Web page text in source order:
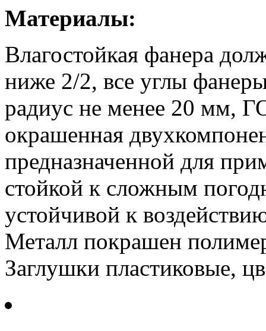
Материалы:
Влагостойкая фанера
ниже 2/2, все углы
радиус не менее 20 мм,
окрашенная
предназначенной для
стойкой к сложным
устойчивой к
Металл покрашен
Заглушки пластиковые,